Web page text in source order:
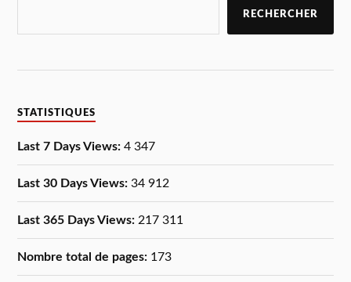
RECHERCHER
STATISTIQUES
Last 7 Days Views:4 347
Last 30 Days Views:34 912
Last 365 Days Views: 217 311
Nombre total de pages: 173